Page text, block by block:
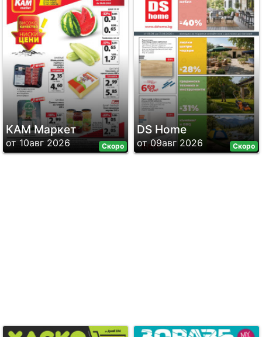
Скоро
КАМ Маркет
от 10авг 2026 Скоро
DS Home
от 09авг 2026